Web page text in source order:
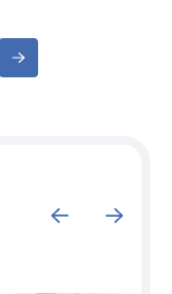
meeste virale
een